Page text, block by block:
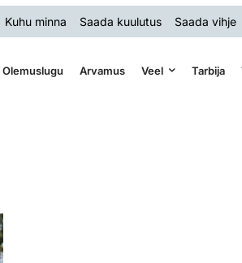
Kuhu minna Saada kuulutus Saada vihje
Olemuslugu Arvamus Veel Tarbija